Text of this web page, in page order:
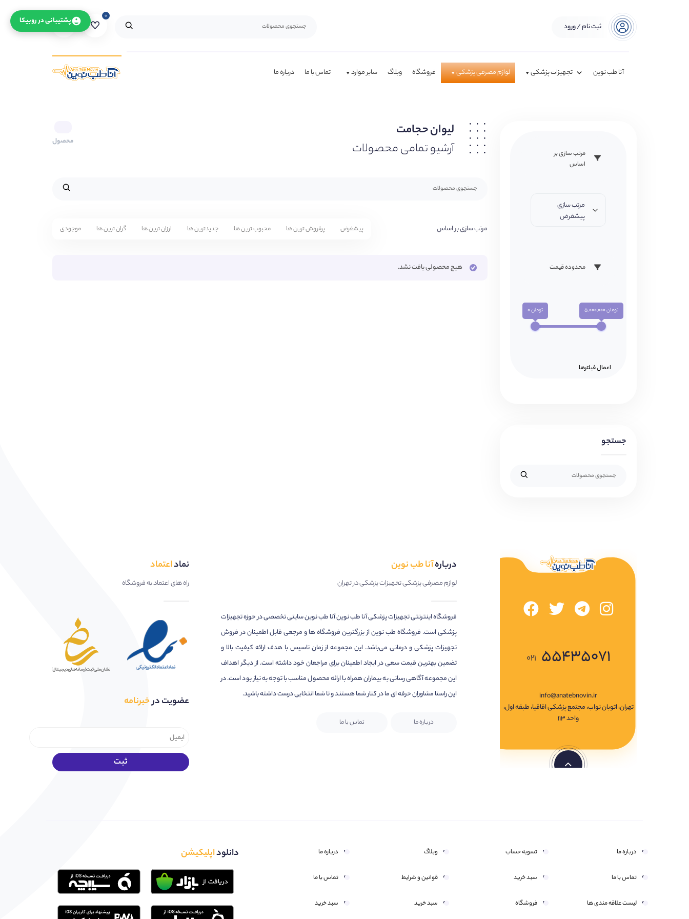
ثبت نام / ورود
۰ ۰
آنا طب نوین تجهیزات پزشکی لوازم مصرفی پزشکی فروشگاه وبلاگ سایر موارد تماس با ما درباره ما
مرتب سازی بر
اساس
مرتب سازی
پیشفرض
محدوده قیمت
تومان 0 تومان 5,000,000
اعمال فیلتر‌ها
جستجو
لیوان حجامت
آرشیو تمامی محصولات
محصول
مرتب سازی بر اساس پیشفرض پرفروش ترین ها محبوب ترین ها جدیدترین ها ارزان ترین ها گران ترین ها موجودی
هیچ محصولی یافت نشد.
۰۲۱ ۵۵۴۳۵۰۷۱
info@anatebnovin.ir
تهران، اتوبان نواب، مجتمع پزشکی اقاقیا، طبقه اول،
واحد ۱۱۳
دربارهآنا طب نوین
لوازم مصرفی پزشکی تجهیزات پزشکی در تهران
فروشگاه اینترنتی تجهیزات پزشکی آنا طب نوین آنا طب نوین سایتی تخصصی در حوزه تجهیزات
پزشکی است. فروشگاه طب نوین از بزرگترین فروشگاه ها و مرجعی قابل اطمینان در فروش
تجهیزات پزشکی و درمانی می‌باشد. این مجموعه از زمان تاسیس با هدف ارائه کیفیت بالا و
تضمین بهترین قیمت سعی در ایجاد اطمینان برای مراجعان خود داشته است. از دیگر اهداف
این مجموعه آگاهی رسانی به بیماران همراه با ارائه محصول مناسب با توجه به نیاز بود است. در
این راستا مشاوران حرفه ای ما در کنار شما هستند و تا شما انتخابی درست داشته باشید.
درباره ما تماس با ما
نماداعتماد
راه های اعتماد به فروشگاه
عضویت درخبرنامه
درباره ما
تماس با ما
لیست علاقه مندی ها
تسویه حساب
سبد خرید
فروشگاه
وبلاگ
قوانین و شرایط
سبد خرید
درباره ما
تماس با ما
سبد خرید
دانلوداپلیکیشن
پشتیبانی در روبیکا